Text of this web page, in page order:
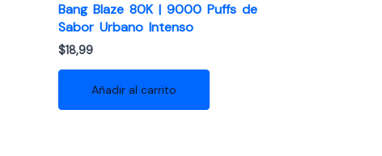
Bang Blaze 80K | 9000 Puffs de
Sabor Urbano Intenso
$18,99
Añadir al carrito